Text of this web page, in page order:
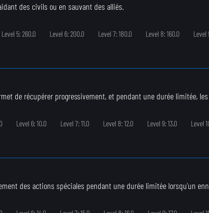
des civils ou en sauvant des alliés.
Level 5: 260.0 Level 6: 200.0 Level 7: 180.0 Level 8: 160.0 Level
de récupérer progressivement, et pendant une durée limitée, les
Level 6: 10.0 Level 7: 11.0 Level 8: 12.0 Level 9: 13.0 Level
des actions spéciales pendant une durée limitée lorsqu'un